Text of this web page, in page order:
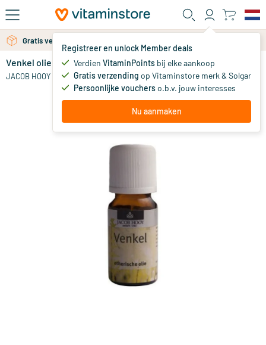
Ga naar de hoofdinhoud
Registreer en unlock Member deals
Verdien VitaminPoints bij elke aankoop
Gratis verzending op Vitaminstore merk & Solgar
Persoonlijke voucherso.b.v. jouw interesses
Nu aanmaken
Gratis verzending vanaf 25 euro
Gratis persoonlijk advies via chat of email
Venkel olie
JACOB HOOY